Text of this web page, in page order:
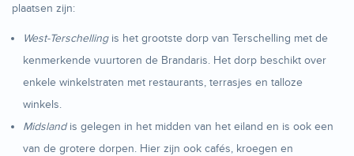
plaatsen zijn:
West-Terschellingis het grootste dorp van Terschelling met de
kenmerkende vuurtoren de Brandaris. Het dorp beschikt over
enkele winkelstraten met restaurants, terrasjes en talloze
winkels.
Midslandis gelegen in het midden van het eiland en is ook een
van de grotere dorpen. Hier zijn ook cafés, kroegen en